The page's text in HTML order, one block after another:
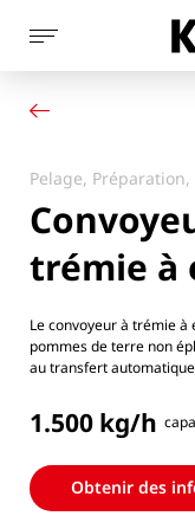
Afficher
la
navigation
latérale
Nos
Actualités
Contact
Pelage,
trémie à
Le convoyeur à trémie
pommes de terre non
au transfert
1.500 kg/h
Obtenir des